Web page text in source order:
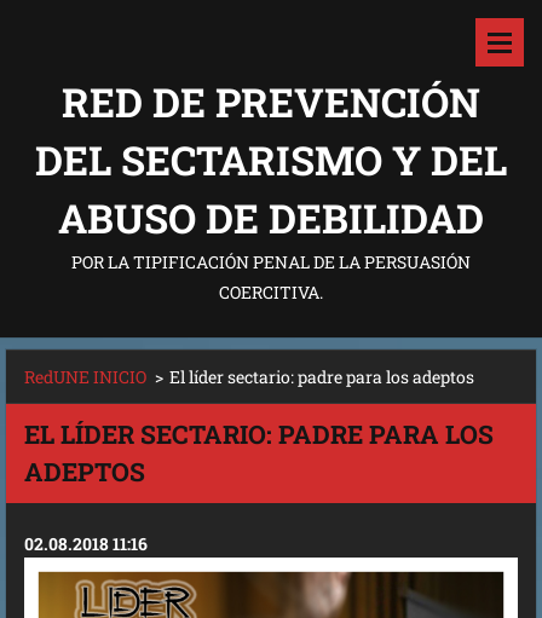
RED DE PREVENCIÓN
DEL SECTARISMO Y DEL
ABUSO DE DEBILIDAD
POR LA TIPIFICACIÓN PENAL DE LA PERSUASIÓN
COERCITIVA.
RedUNE INICIO > El líder sectario: padre para los adeptos
EL LÍDER SECTARIO: PADRE PARA LOS
ADEPTOS
02.08.2018 11:16